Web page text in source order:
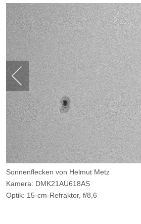
Sonnenflecken von Helmut Metz
Kamera: DMK21AU618AS
Optik: 15-cm-Refraktor, f/8,6